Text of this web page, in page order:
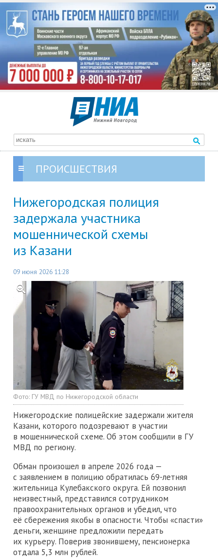
ПРОИСШЕСТВИЯ
Нижегородская полиция
задержала участника
мошеннической схемы
из Казани
09 июня 2026 11:28
Фото: ГУ МВД по Нижегородской области
Нижегородские полицейские задержали жителя
Казани, которого подозревают в участии
в мошеннической схеме. Об этом сообщили в ГУ
МВД по региону.
Обман произошел в апреле 2026 года —
с заявлением в полицию обратилась 69-летняя
жительница Кулебакского округа. Ей позвонил
неизвестный, представился сотрудником
правоохранительных органов и убедил, что
её сбережения якобы в опасности. Чтобы «спасти»
деньги, женщине предложили передать
их курьеру. Поверив звонившему, пенсионерка
отдала 5,3 млн рублей.